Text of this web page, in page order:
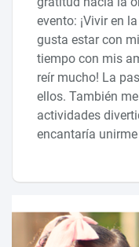
evento: ¡Vivir en
gusta estar con
tiempo con mis
reír mucho! La
ellos. También
actividades
encantaría